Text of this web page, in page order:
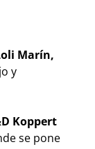
Marín,
y
Koppert
se pone